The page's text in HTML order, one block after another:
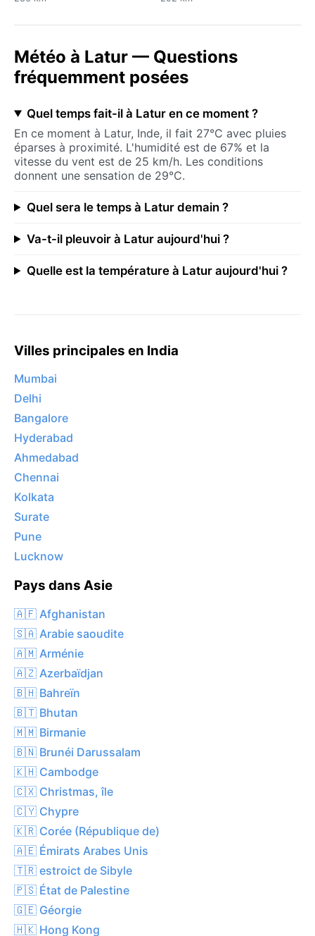
Météo à Latur — Questions
fréquemment posées
Quel temps fait-il à Latur en ce moment ?
En ce moment à Latur, Inde, il fait 27°C avec pluies
éparses à proximité. L'humidité est de 67% et la
vitesse du vent est de 25 km/h. Les conditions
donnent une sensation de 29°C.
Quel sera le temps à Latur demain ?
Va-t-il pleuvoir à Latur aujourd'hui ?
Quelle est la température à Latur aujourd'hui ?
Villes principales en India
Mumbai
Delhi
Bangalore
Hyderabad
Ahmedabad
Chennai
Kolkata
Surate
Pune
Lucknow
Pays dans Asie
🇦🇫 Afghanistan
🇸🇦 Arabie saoudite
🇦🇲 Arménie
🇦🇿 Azerbaïdjan
🇧🇭 Bahreïn
🇧🇹 Bhutan
🇲🇲 Birmanie
🇧🇳 Brunéi Darussalam
🇰🇭 Cambodge
🇨🇽 Christmas, île
🇨🇾 Chypre
🇰🇷 Corée (République de)
🇦🇪 Émirats Arabes Unis
🇹🇷 estroict de Sibyle
🇵🇸 État de Palestine
🇬🇪 Géorgie
🇭🇰 Hong Kong